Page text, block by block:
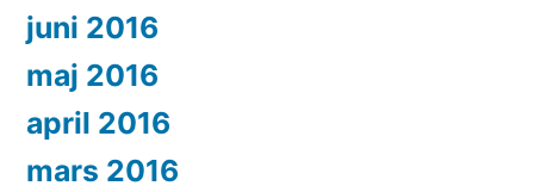
juni 2016
maj 2016
april 2016
mars 2016